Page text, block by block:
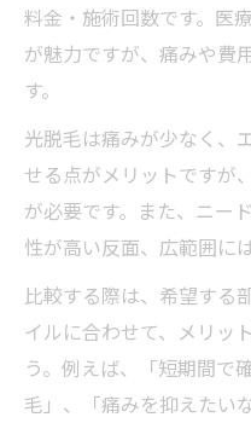
料金・施術回数です。医
が魅力ですが、痛みや費
す。
光脱毛は痛みが少なく、
せる点がメリットですが
が必要です。また、ニー
性が高い反面、広範囲に
比較する際は、希望する
イルに合わせて、メリッ
う。例えば、「短期間で
毛」、「痛みを抑えたい